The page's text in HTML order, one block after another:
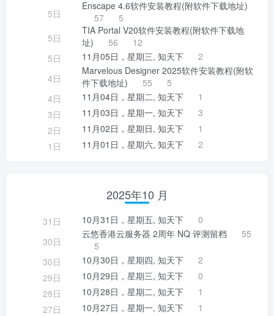
5日
Enscape 4.6软件安装教程(附软件下载地址)
57
5
5日
TIA Portal V20软件安装教程(附软件下载地
址)
56
12
5日
11月05日，星期三, 知天下
2
4日
Marvelous Designer 2025软件安装教程(附软
件下载地址)
55
5
4日
11月04日，星期二, 知天下
1
3日
11月03日，星期一, 知天下
3
2日
11月02日，星期日, 知天下
1
1日
11月01日，星期六, 知天下 2
2025年10 月
31日 10月31日，星期五, 知天下
0
30日
云悠香港云服务器 2周年 NQ 评测留档
55
5
30日
10月30日，星期四, 知天下
2
29日
10月29日，星期三, 知天下
0
28日
10月28日，星期二, 知天下
1
27日
10月27日，星期一, 知天下
1